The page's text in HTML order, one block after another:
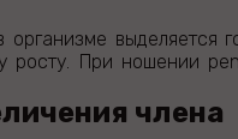
выделяется
росту. При ношении
члена